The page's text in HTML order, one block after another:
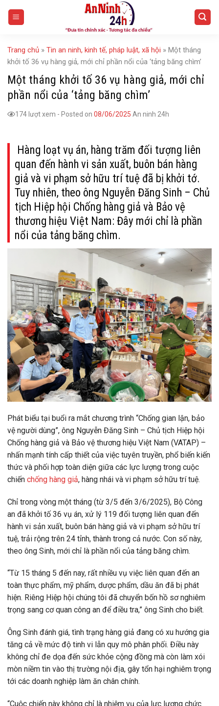
Trang chủ » Tin an ninh, kinh tế, pháp luật, xã hội » Một tháng
khởi tố 36 vụ hàng giả, mới chỉ phần nổi của ‘tảng băng chìm’
Một tháng khởi tố 36 vụ hàng giả, mới chỉ
phần nổi của ‘tảng băng chìm’
174 lượt xem - Posted on 08/06/2025 An ninh 24h
Hàng loạt vụ án, hàng trăm đối tượng liên
quan đến hành vi sản xuất, buôn bán hàng
giả và vi phạm sở hữu trí tuệ đã bị khởi tớ.
Tuy nhiên, theo ông Nguyễn Đăng Sinh – Chủ
tịch Hiệp hội Chống hàng giả và Bảo vệ
thương hiệu Việt Nam: Đây mới chỉ là phần
nổi của tảng băng chìm.
Phát biểu tại buổi ra mắt chương trình “Chống gian lận, bảo
vệ người dùng”, ông Nguyễn Đăng Sinh – Chủ tịch Hiệp hội
Chống hàng giả và Bảo vệ thương hiệu Việt Nam (VATAP) –
nhấn mạnh tính cấp thiết của việc tuyên truyền, phổ biến kiến
thức và phối hợp toàn diện giữa các lực lượng trong cuộc
chiến chống hàng giả, hàng nhái và vi phạm sở hữu trí tuệ.
Chỉ trong vòng một tháng (từ 3/5 đến 3/6/2025), Bộ Công
an đã khởi tố 36 vụ án, xử lý 119 đối tượng liên quan đến
hành vi sản xuất, buôn bán hàng giả và vi phạm sở hữu trí
tuệ, trải rộng trên 24 tỉnh, thành trong cả nước. Con số này,
theo ông Sinh, mới chỉ là phần nổi của tảng băng chìm.
“Từ 15 tháng 5 đến nay, rất nhiều vụ việc liên quan đến an
toàn thực phẩm, mỹ phẩm, dược phẩm, dầu ăn đã bị phát
hiện. Riêng Hiệp hội chúng tôi đã chuyển bốn hồ sơ nghiêm
trọng sang cơ quan công an để điều tra,” ông Sinh cho biết.
Ông Sinh đánh giá, tình trạng hàng giả đang có xu hướng gia
tăng cả về mức độ tinh vi lẫn quy mô phân phối. Điều này
không chỉ đe dọa đến sức khỏe cộng đồng mà còn làm xói
mòn niềm tin vào thị trường nội địa, gây tổn hại nghiêm trọng
tới các doanh nghiệp làm ăn chân chính.
“Cuộc chiến này không chỉ là nhiệm vụ của lực lượng chức